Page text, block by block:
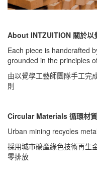
About INTZUITION 關於以
Each piece is handcrafted
grounded in the principles
由以覺學工藝師團隊手工完
則
Circular Materials 循環材質
Urban mining recycles
採用城市礦產綠色技術再生
零排放